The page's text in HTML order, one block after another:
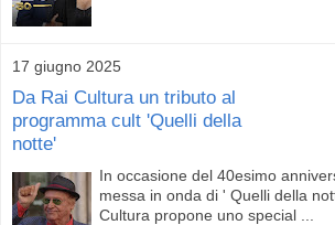
17 giugno 2025
Da Rai Cultura un tributo al
programma cult 'Quelli della
notte'
In occasione del 40esimo
messa in onda di ' Quelli della
Cultura propone uno special ...